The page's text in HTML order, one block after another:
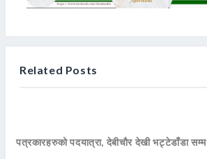
Related Posts
पत्रकारहरुको पदयात्रा, देबीचौर देखी भट्टेडाँडा सम्म